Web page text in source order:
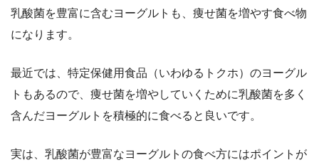
乳酸菌を豊富に含むヨーグルトも、痩せ菌を増やす食べ物
になります。
最近では、特定保健用食品（いわゆるトクホ）のヨーグル
トもあるので、痩せ菌を増やしていくために乳酸菌を多く
含んだヨーグルトを積極的に食べると良いです。
実は、乳酸菌が豊富なヨーグルトの食べ方にはポイントが